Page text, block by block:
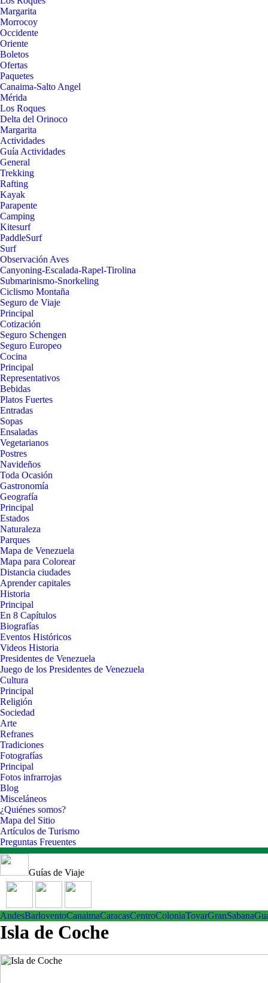
Margarita
Morrocoy
Occidente
Oriente
Boletos
Ofertas
Paquetes
Canaima-Salto Angel
Mérida
Los Roques
Delta del Orinoco
Margarita
Actividades
Guía Actividades
General
Trekking
Rafting
Kayak
Parapente
Camping
Kitesurf
PaddleSurf
Surf
Observación Aves
Canyoning-Escalada-Rapel-Tirolina
Submarinismo-Snorkeling
Ciclismo Montaña
Seguro de Viaje
Principal
Cotización
Seguro Schengen
Seguro Europeo
Cocina
Principal
Representativos
Bebidas
Platos Fuertes
Entradas
Sopas
Ensaladas
Vegetarianos
Postres
Navideños
Toda Ocasión
Gastronomía
Geografía
Principal
Estados
Naturaleza
Parques
Mapa de Venezuela
Mapa para Colorear
Distancia ciudades
Aprender capitales
Historia
Principal
En 8 Capítulos
Biografías
Eventos Históricos
Videos Historia
Presidentes de Venezuela
Juego de los Presidentes de Venezuela
Cultura
Principal
Religión
Sociedad
Arte
Refranes
Tradiciones
Fotografías
Principal
Fotos infrarrojas
Blog
Misceláneos
¿Quiénes somos?
Mapa del Sitio
Artículos de Turismo
Preguntas Freuentes
Guías de Viaje
AndesBarloventoCanaimaCaracasCentroColoniaTovarGranSabana
Isla de Coche